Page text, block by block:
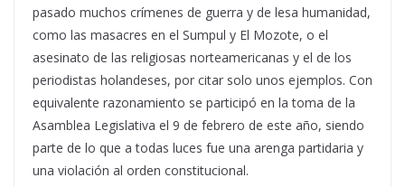
pasado muchos crímenes de guerra y de lesa humanidad,
como las masacres en el Sumpul y El Mozote, o el
asesinato de las religiosas norteamericanas y el de los
periodistas holandeses, por citar solo unos ejemplos. Con
equivalente razonamiento se participó en la toma de la
Asamblea Legislativa el 9 de febrero de este año, siendo
parte de lo que a todas luces fue una arenga partidaria y
una violación al orden constitucional.